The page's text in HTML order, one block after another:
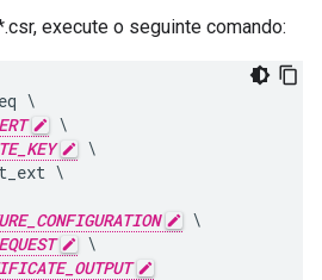
execute o seguinte comando:
\
\
\
\
\
\